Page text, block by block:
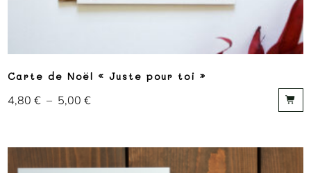
Carte de Noël « Juste pour toi »
4,80€ – 5,00€